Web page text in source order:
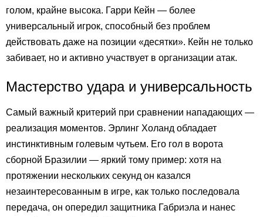
голом, крайне высока. Гарри Кейн — более
универсальный игрок, способный без проблем
действовать даже на позиции «десятки». Кейн не только
забивает, но и активно участвует в организации атак.
Мастерство удара и универсальность
Самый важный критерий при сравнении нападающих —
реализация моментов. Эрлинг Холанд обладает
инстинктивным голевым чутьем. Его гол в ворота
сборной Бразилии — яркий тому пример: хотя на
протяжении нескольких секунд он казался
незаинтересованным в игре, как только последовала
передача, он опередил защитника Габриэла и нанес